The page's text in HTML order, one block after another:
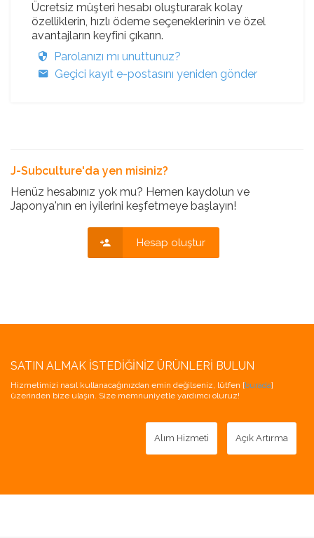
Ücretsiz müşteri hesabı oluşturarak kolay
özelliklerin, hızlı ödeme seçeneklerinin ve özel
avantajların keyfini çıkarın.
Parolanızı mı unuttunuz?
Geçici kayıt e-postasını yeniden gönder
J-Subculture'da yen misiniz?
Henüz hesabınız yok mu? Hemen kaydolun ve
Japonya'nın en iyilerini keşfetmeye başlayın!
Hesap oluştur
SATIN ALMAK İSTEDIĞINIZ ÜRÜNLERI BULUN
Hizmetimizi nasıl kullanacağınızdan emin değilseniz, lütfen [burada]
üzerinden bize ulaşın. Size memnuniyetle yardımcı oluruz!
Alım Hizmeti Açık Artırma